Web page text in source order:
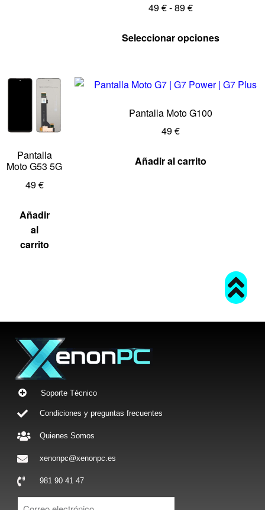
49€-89€
Seleccionar opciones
Pantalla
Moto G53 5G
49€
Añadir
al
carrito
Pantalla Moto G100
49€
Añadir al carrito
Soporte Técnico
Condiciones y preguntas frecuentes
Quienes Somos
xenonpc@xenonpc.es
981 90 41 47